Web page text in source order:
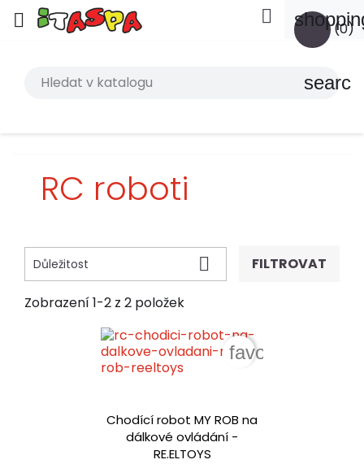
 (0)

search
RC roboti
Důležitost  FILTROVAT
Zobrazení 1-2 z 2 položek
Chodící robot MY ROB na
dálkové ovládání -
RE.ELTOYS
favorite_border